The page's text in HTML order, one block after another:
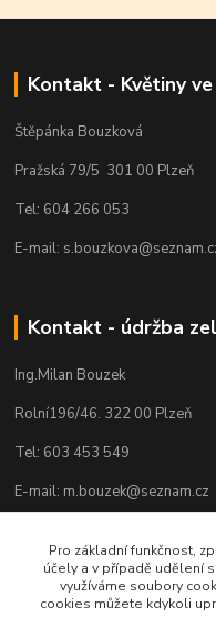
Kontakt - Květiny
Štěpánka Bouzková
Pražská 79/5 301 00 Plzeň
Tel: 604 266 053
E-mail:
Kontakt - údržba
Ing.Milan Bouzek
Rolní196/46. 322 00 Plzeň
Tel: 603 453 549
E-mail: m.bouzek@seznam.cz
Pro základní funkčnost,
účely a v případě udělení
využíváme soubory
cookies můžete kdykoli